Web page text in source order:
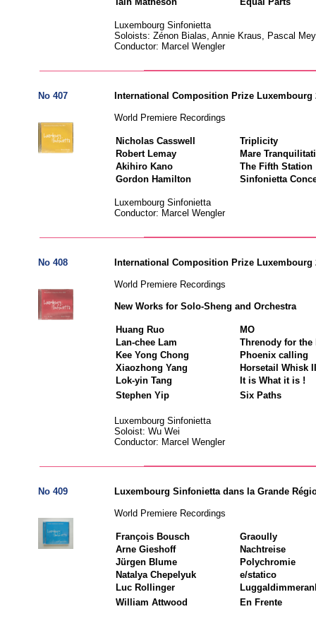
Luxembourg Sinfonietta
Soloists: Zénon Bialas, Annie Kraus, Pascal
Conductor: Marcel Wengler
No 407 International Composition Prize Luxembourg
World Premiere Recordings
Nicholas Casswell
Triplicity
Robert Lemay
Mare
Akihiro Kano
The Fifth Station
Gordon Hamilton
Sinfonietta
Luxembourg Sinfonietta
Conductor: Marcel Wengler
No 408 International Composition Prize Luxembourg
World Premiere Recordings
New Works for Solo-Sheng and Orchestra
Huang Ruo
MO
Lan-chee Lam
Threnody for the
Kee Yong Chong
Phoenix calling
Xiaozhong Yang
Horsetail Whisk II
Lok-yin Tang
It is What it is !
Stephen Yip
Six Paths
Luxembourg Sinfonietta
Soloist: Wu Wei
Conductor: Marcel Wengler
No 409 Luxembourg Sinfonietta dans la Grande
World Premiere Recordings
François Bousch
Graoully
Arne Gieshoff
Nachtreise
Jürgen Blume
Polychromie
Natalya Chepelyuk
e/statico
Luc Rollinger
William Attwood
En Frente